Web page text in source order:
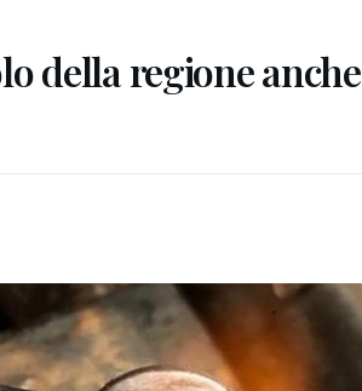
della regione anche